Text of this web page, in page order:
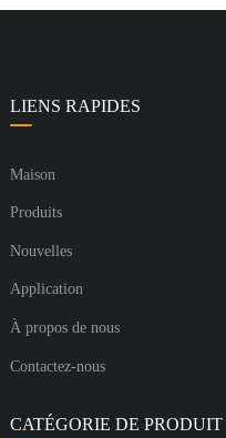
LIENS RAPIDES
Maison
Produits
Nouvelles
Application
À propos de nous
Contactez-nous
CATÉGORIE DE PRODUIT